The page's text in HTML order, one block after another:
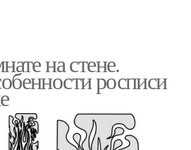
на стене.
росписи